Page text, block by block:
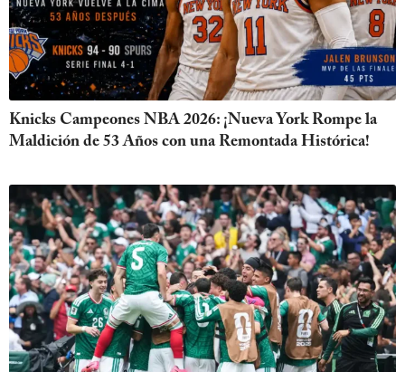
Knicks Campeones NBA 2026: ¡Nueva York Rompe la
Maldición de 53 Años con una Remontada Histórica!